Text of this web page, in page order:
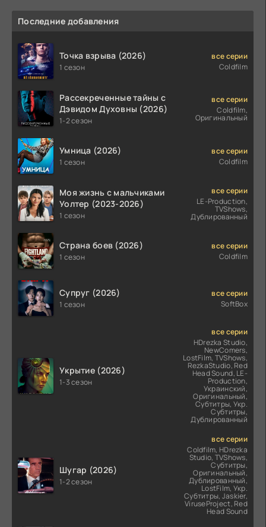
Последние добавления
Точка взрыва (2026)
1 сезон
все серии
Coldfilm
Рассекреченные тайны с
Дэвидом Духовны (2026)
1-2 сезон
все серии
Coldfilm,
Оригинальный
Умница (2026)
1 сезон
все серии
Coldfilm
Моя жизнь с мальчиками
Уолтер (2023-2026)
1 сезон
все серии
LE-Production,
TVShows,
Дублированный
Страна боев (2026)
1 сезон
все серии
Coldfilm
Супруг (2026)
1 сезон
все серии
SoftBox
Укрытие (2026)
1-3 сезон
все серии
HDrezka Studio,
NewComers,
LostFilm, TVShows,
RezkaStudio, Red
Head Sound, LE-
Production,
Украинский,
Оригинальный,
Субтитры, Укр.
Субтитры,
Дублированный
Шугар (2026)
1-2 сезон
все серии
Coldfilm, HDrezka
Studio, TVShows,
Субтитры,
Оригинальный,
Дублированный,
LostFilm, Укр.
Субтитры, Jaskier,
ViruseProject, Red
Head Sound